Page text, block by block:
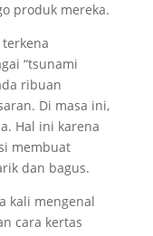
produk mereka.
“tsunami
ribuan
Di masa ini,
Hal ini karena
membuat
dan bagus.
kali mengenal
cara kertas